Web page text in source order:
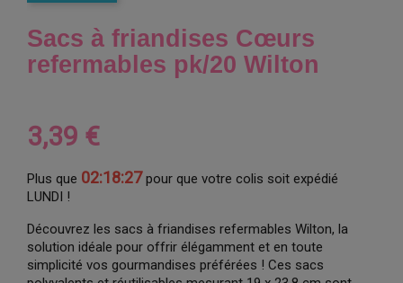
Sacs à friandises Cœurs
refermables pk/20 Wilton
3,39 €
Plus que 02:18:26pour que votre colis soit expédié
LUNDI !
Découvrez les sacs à friandises refermables Wilton, la
solution idéale pour offrir élégamment et en toute
simplicité vos gourmandises préférées ! Ces sacs